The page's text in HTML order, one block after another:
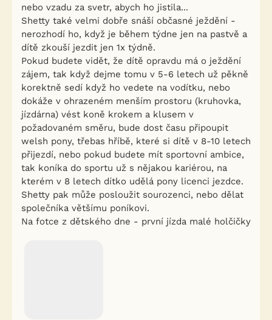
nebo vzadu za svetr, abych ho jistila...
Shetty také velmi dobře snáší občasné ježdění -
nerozhodí ho, když je během týdne jen na pastvě a
dítě zkouší jezdit jen 1x týdně.
Pokud budete vidět, že dítě opravdu má o ježdění
zájem, tak když dejme tomu v 5-6 letech už pěkně
korektně sedí když ho vedete na vodítku, nebo
dokáže v ohrazeném menším prostoru (kruhovka,
jízdárna) vést koně krokem a klusem v
požadovaném směru, bude dost času připoupit
welsh pony, třebas hříbě, které si dítě v 8-10 letech
přijezdí, nebo pokud budete mít sportovní ambice,
tak koníka do sportu už s nějakou kariérou, na
kterém v 8 letech dítko udělá pony licenci jezdce.
Shetty pak může posloužit sourozenci, nebo dělat
společníka většímu poníkovi.
Na fotce z dětského dne - první jízda malé holčičky